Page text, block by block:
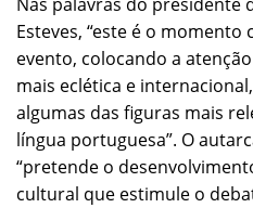
Esteves, “este é o
evento, colocando a
mais eclética e
algumas das figuras mais
língua portuguesa”. O
“pretende o
cultural que estimule o